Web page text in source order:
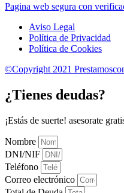
Pagina web segura con
Aviso Legal
Política de Privacidad
Política de Cookies
©Copyright 2021
¿Tienes deudas?
¡Estás de suerte! asesorate
Nombre
DNI/NIF
Teléfono
Correo electrónico